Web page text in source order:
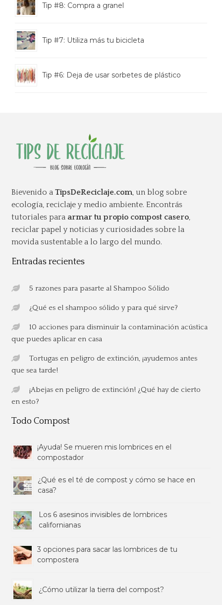
Tip #8: Compra a granel
Tip #7: Utiliza más tu bicicleta
Tip #6: Deja de usar sorbetes de plástico
Bievenido a TipsDeReciclaje.com , un blog sobre
ecología, reciclaje y medio ambiente. Encontrás
tutoriales para armar tu propio compost casero
reciclar papel y noticias y curiosidades sobre la
movida sustentable a lo largo del mundo.
Entradas recientes
5 razones para pasarte al Shampoo Sólido
¿Qué es el shampoo sólido y para qué sirve?
10 acciones para disminuir la contaminación acústica
que puedes aplicar en casa
Tortugas en peligro de extinción, ¡ayudemos antes
que sea tarde!
¡Abejas en peligro de extinción! ¿Qué hay de cierto
en esto?
Todo Compost
¡Ayuda! Se mueren mis lombrices en el
compostador
¿Qué es el té de compost y cómo se hace en
casa?
Los 6 asesinos invisibles de lombrices
californianas
3 opciones para sacar las lombrices de tu
compostera
¿Cómo utilizar la tierra del compost?